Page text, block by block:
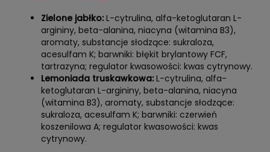
Zielone jabłko: L-cytrulina, alfa-ketoglutaran L-
argininy, beta-alanina, niacyna (witamina B3),
aromaty, substancje słodzące: sukraloza,
acesulfam K; barwniki: błękit brylantowy FCF,
tartrazyna; regulator kwasowości: kwas cytrynowy.
Lemoniada truskawkowa: L-cytrulina, alfa-
ketoglutaran L-argininy, beta-alanina, niacyna
(witamina B3), aromaty, substancje słodzące:
sukraloza, acesulfam K; barwniki: czerwień
koszenilowa A; regulator kwasowości: kwas
cytrynowy.